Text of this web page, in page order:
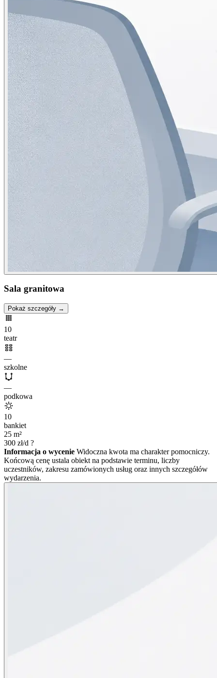
Sala granitowa
Pokaż szczegóły →
10
teatr
—
szkolne
—
podkowa
10
bankiet
25 m²
300 zł/d ?
Informacja o wycenie Widoczna kwota ma charakter pomocniczy.
Końcową cenę ustala obiekt na podstawie terminu, liczby
uczestników, zakresu zamówionych usług oraz innych szczegółów
wydarzenia.